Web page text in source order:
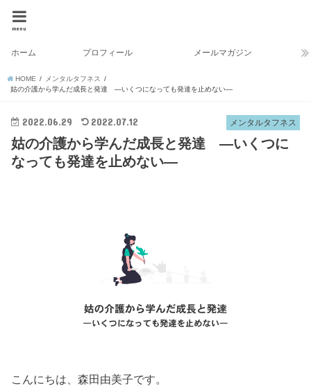
menu
ホーム プロフィール メールマガジン
HOME
メンタルタフネス
姑の介護から学んだ成長と発達 ―いくつになっても発達を止めない―
メンタルタフネス
2022.06.29 2022.07.12
姑の介護から学んだ成長と発達 ―いくつに
なっても発達を止めない―
こんにちは、森田由美子です。